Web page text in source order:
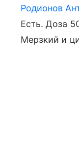
Родионов
Есть. Доза
Мерзкий и